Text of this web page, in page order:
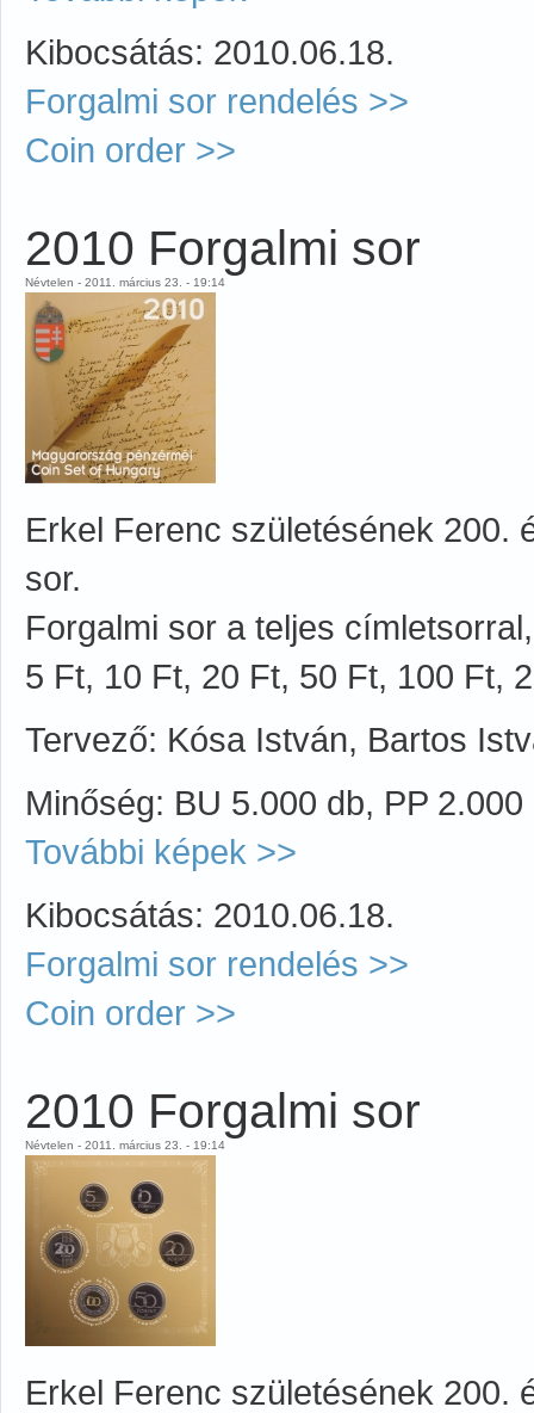
Kibocsátás: 2010.06.18.
Forgalmi sor rendelés >>
Coin order >>
2010 Forgalmi sor
Névtelen - 2011. március 23. - 19:14
Erkel Ferenc születésének 200.
sor.
Forgalmi sor a teljes
5 Ft, 10 Ft, 20 Ft, 50 Ft, 100 Ft,
Tervező: Kósa István, Bartos
Minőség: BU 5.000 db, PP 2.000
További képek >>
Kibocsátás: 2010.06.18.
Forgalmi sor rendelés >>
Coin order >>
2010 Forgalmi sor
Névtelen - 2011. március 23. - 19:14
Erkel Ferenc születésének 200.